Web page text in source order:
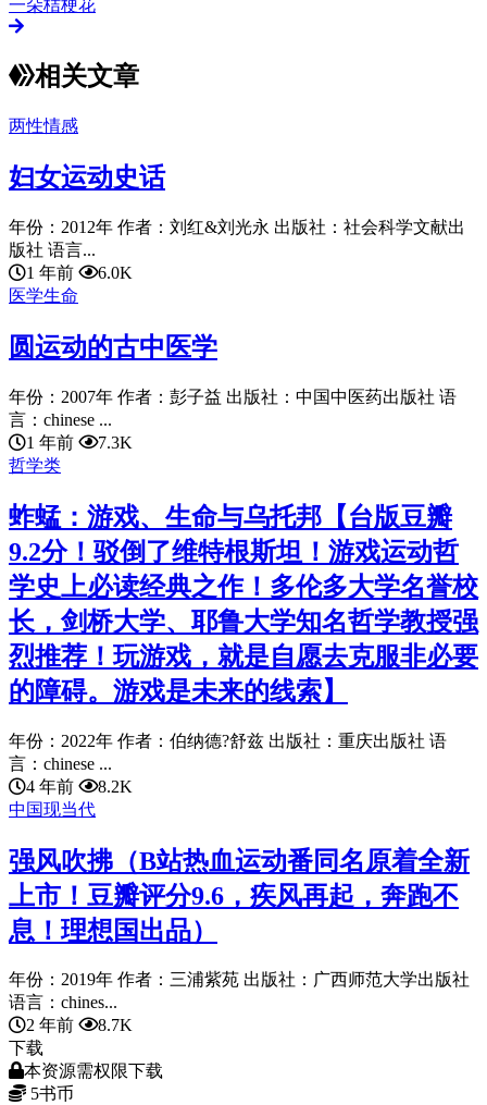
一朵桔梗花
相关文章
两性情感
妇女运动史话
年份：2012年 作者：刘红&刘光永 出版社：社会科学文献出
版社 语言...
1 年前
6.0K
医学生命
圆运动的古中医学
年份：2007年 作者：彭子益 出版社：中国中医药出版社 语
言：chinese ...
1 年前
7.3K
哲学类
蚱蜢：游戏、生命与乌托邦【台版豆瓣
9.2分！驳倒了维特根斯坦！游戏运动哲
学史上必读经典之作！多伦多大学名誉校
长，剑桥大学、耶鲁大学知名哲学教授强
烈推荐！玩游戏，就是自愿去克服非必要
的障碍。游戏是未来的线索】
年份：2022年 作者：伯纳德?舒兹 出版社：重庆出版社 语
言：chinese ...
4 年前
8.2K
中国现当代
强风吹拂（B站热血运动番同名原着全新
上市！豆瓣评分9.6，疾风再起，奔跑不
息！理想国出品）
年份：2019年 作者：三浦紫苑 出版社：广西师范大学出版社
语言：chines...
2 年前
8.7K
下载
本资源需权限下载
5书币